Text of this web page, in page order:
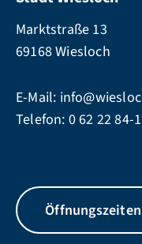
Marktstraße 13
69168 Wiesloch
E-Mail:
Telefon: 0 62 22 84-1